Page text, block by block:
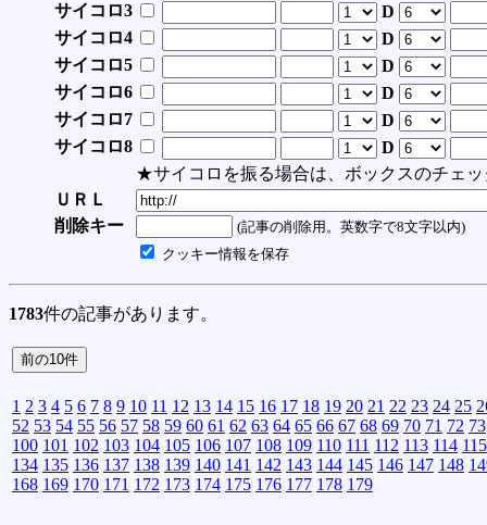
サイコロ3
D
サイコロ4
D
サイコロ5
D
サイコロ6
D
サイコロ7
D
サイコロ8
D
★サイコロを振る場合は、ボックスのチェッ
ＵＲＬ
削除キー
(記事の削除用。英数字で8文字以内)
クッキー情報を保存
1783件の記事があります。
1 2 3 4 5 6 7 8 9 10 11 12 13 14 15 16 17 18 19 20 21 22 23 24 25
52 53 54 55 56 57 58 59 60 61 62 63 64 65 66 67 68 69 70 71 72 73
100 101 102 103 104 105 106 107 108 109 110 111 112 113 114 115
134 135 136 137 138 139 140 141 142 143 144 145 146 147 148
168 169 170 171 172 173 174 175 176 177 178 179